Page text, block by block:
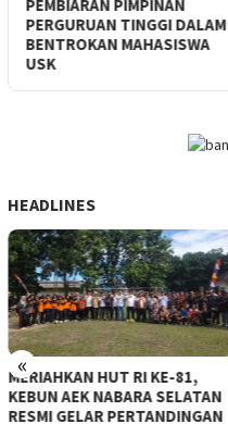
PEMBIARAN PIMPINAN
PERGURUAN TINGGI DALAM
BENTROKAN MAHASISWA
USK
HEADLINES
«
MERIAHKAN HUT RI KE-81,
KEBUN AEK NABARA SELATAN
RESMI GELAR PERTANDINGAN